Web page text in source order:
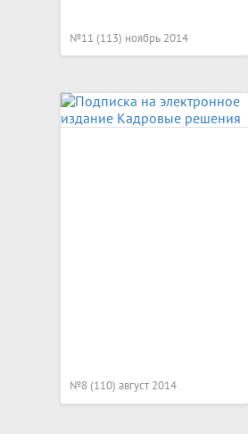
№11 (113) ноябрь 2014
№8 (110) август 2014